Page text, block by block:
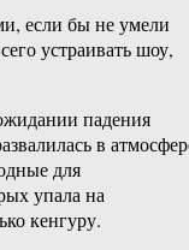
если бы не умели
устраивать шоу,
падения
в
для
упала на
кенгуру.